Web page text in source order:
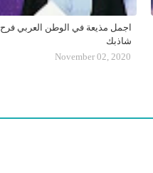
اجمل مذيعة في الوطن العربي فرح
شاذبك
November 02, 2020